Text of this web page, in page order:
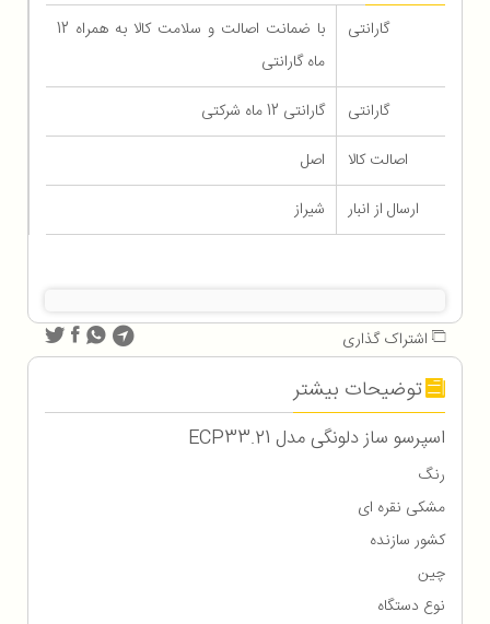
گارانتی
با ضمانت اصالت و سلامت کالا به همراه 12
ماه گارانتی
گارانتی
گارانتی 12 ماه شرکتی
اصالت کالا
اصل
ارسال از انبار
شیراز
اشتراک گذاری
توضیحات بیشتر
اسپرسو ساز دلونگی مدل ECP33.21
رنگ
مشکی نقره‌ ای
کشور سازنده
چین
نوع دستگاه